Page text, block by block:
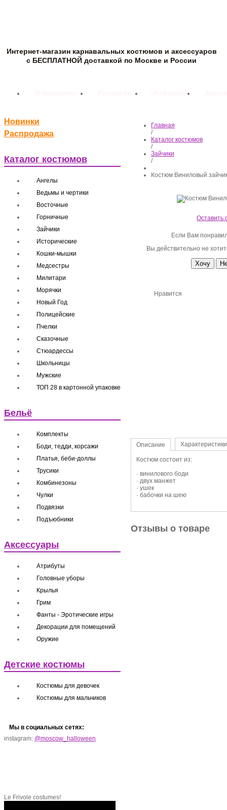
Интернет-магазин карнавальных костюмов и аксессуаров
с БЕСПЛАТНОЙ доставкой по Москве и России
Новинки
Распродажа
Каталог костюмов
Ангелы
Ведьмы и чертики
Восточные
Горничные
Зайчики
Исторические
Кошки-мышки
Медсестры
Милитари
Морячки
Новый Год
Полицейские
Пчелки
Сказочные
Стюардессы
Школьницы
Мужские
ТОП 28 в картонной упаковке
Бельё
Комплекты
Боди, тедди, корсажи
Платья, беби-доллы
Трусики
Комбинезоны
Чулки
Подвязки
Подъюбники
Аксессуары
Атрибуты
Головные уборы
Крылья
Грим
Фанты - Эротические игры
Декорации для помещений
Оружие
Детские костюмы
Костюмы для девочек
Костюмы для мальчиков
Мы в социальных сетях:
instagram: @moscow_halloween
Le Frivole costumes!
Главная
/
Каталог костюмов
/
Зайчики
/
Костюм Виниловый
Оставить
Если Вам
Вы действительно не
Нравится
Описание Характеристики
Костюм состоит из:
· винилового боди
· двух манжет
· ушек
· бабочки на шею
Отзывы о товаре